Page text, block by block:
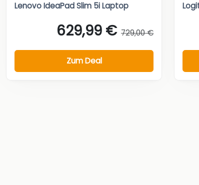
Lenovo IdeaPad Slim 5i Laptop
629,99 € 729,00 €
Zum Deal